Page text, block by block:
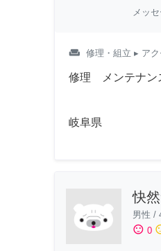
メッ
weekend 修理・組立 ▸ ア
修理 メンテナン
岐阜県
快
男性 /
sentiment_satisfied 0